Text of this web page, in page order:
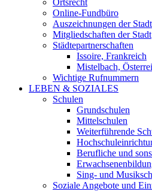
Ortsrecht
Online-Fundbüro
Auszeichnungen der Stadt
Mitgliedschaften der Stadt
Städtepartnerschaften
Issoire, Frankreich
Mistelbach,
Wichtige Rufnummern
LEBEN & SOZIALES
Schulen
Grundschulen
Mittelschulen
Weiterführende
Berufliche und
Sing- und
Soziale Angebote und